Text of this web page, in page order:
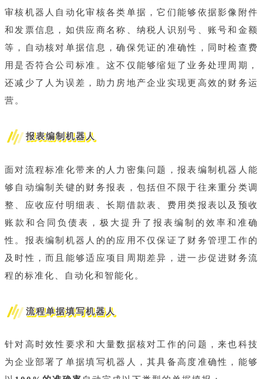
审核机器人自动化审核各类单据，它们能够依据影像附件
和发票信息，如供应商名称、纳税人识别号、账号和金额
等，自动核对单据信息，确保凭证的准确性，同时检查费
用是否符合公司标准。这不仅能够缩短了业务处理周期，
还减少了人为误差，助力房地产企业实现更高效的财务运
营。
报表编制机器人
面对流程标准化带来的人力密集问题，报表编制机器人能
够自动编制关键的财务报表，包括但不限于往来重分类调
整、应收应付明细表、长期借款表、费用类报表以及预收
账款和合同负债表，极大提升了报表编制的效率和准确
性。报表编制机器人的的应用不仅保证了财务管理工作的
及时性，而且能够适应项目周期差异，进一步促进财务流
程的标准化、自动化和智能化。
流程单据填写机器人
针对高时效性要求和大量数据核对工作的问题，来也科技
为企业部署了单据填写机器人，其具备高度准确性，能够